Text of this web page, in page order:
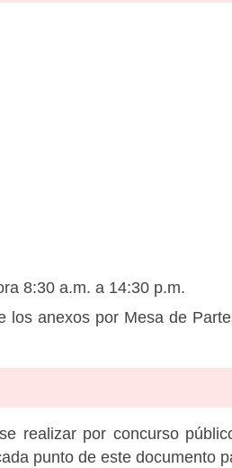
8:30 a.m. a 14:30 p.m.
los anexos por Mesa de
realizar por concurso
punto de este documento